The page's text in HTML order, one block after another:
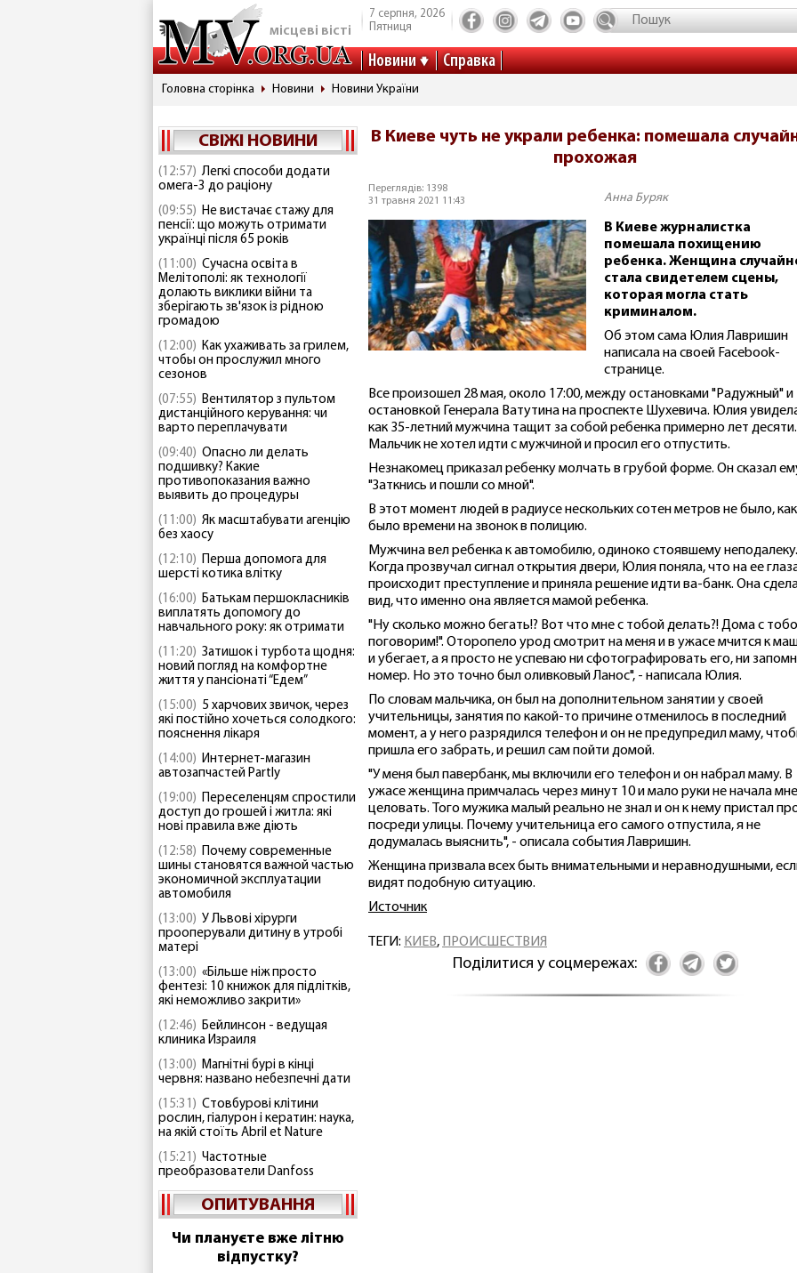
місцеві вісті
7 серпня, 2026
Пятниця
Новини Справка
Головна сторінка Новини Новини України
СВІЖІ НОВИНИ
(12:57) Легкі способи додати
омега-3 до раціону
(09:55) Не вистачає стажу для
пенсії: що можуть отримати
українці після 65 років
(11:00) Сучасна освіта в
Мелітополі: як технології
долають виклики війни та
зберігають зв'язок із рідною
громадою
(12:00) Как ухаживать за грилем,
чтобы он прослужил много
сезонов
(07:55) Вентилятор з пультом
дистанційного керування: чи
варто переплачувати
(09:40) Опасно ли делать
подшивку? Какие
противопоказания важно
выявить до процедуры
(11:00) Як масштабувати агенцію
без хаосу
(12:10) Перша допомога для
шерсті котика влітку
(16:00) Батькам першокласників
виплатять допомогу до
навчального року: як отримати
(11:20) Затишок і турбота щодня:
новий погляд на комфортне
життя у пансіонаті “Едем”
(15:00) 5 харчових звичок, через
які постійно хочеться солодкого:
пояснення лікаря
(14:00) Интернет-магазин
автозапчастей Partly
(19:00) Переселенцям спростили
доступ до грошей і житла: які
нові правила вже діють
(12:58) Почему современные
шины становятся важной частью
экономичной эксплуатации
автомобиля
(13:00) У Львові хірурги
прооперували дитину в утробі
матері
(13:00) «Більше ніж просто
фентезі: 10 книжок для підлітків,
які неможливо закрити»
(12:46) Бейлинсон - ведущая
клиника Израиля
(13:00) Магнітні бурі в кінці
червня: названо небезпечні дати
(15:31) Стовбурові клітини
рослин, гіалурон і кератин: наука,
на якій стоїть Abril et Nature
(15:21) Частотные
преобразователи Danfoss
ОПИТУВАННЯ
Чи плануєте вже літню
відпустку?
В Киеве чуть не украли ребенка: помешала
прохожая
Переглядів: 1398
31 травня 2021 11:43
Анна Буряк
В Киеве журналистка
помешала похищению
ребенка. Женщина
стала свидетелем сцены,
которая могла стать
криминалом.
Об этом сама Юлия Лавришин
написала на своей Facebook-
странице.
Все произошел 28 мая, около 17:00, между остановками "Радужный" и
остановкой Генерала Ватутина на проспекте Шухевича. Юлия
как 35-летний мужчина тащит за собой ребенка примерно лет десяти.
Мальчик не хотел идти с мужчиной и просил его отпустить.
Незнакомец приказал ребенку молчать в грубой форме. Он сказал
"Заткнись и пошли со мной".
В этот момент людей в радиусе нескольких сотен метров не было,
было времени на звонок в полицию.
Мужчина вел ребенка к автомобилю, одиноко стоявшему неподалеку.
Когда прозвучал сигнал открытия двери, Юлия поняла, что на ее
происходит преступление и приняла решение идти ва-банк. Она
вид, что именно она является мамой ребенка.
"Ну сколько можно бегать!? Вот что мне с тобой делать?! Дома с
поговорим!". Оторопело урод смотрит на меня и в ужасе мчится к
и убегает, а я просто не успеваю ни сфотографировать его, ни
номер. Но это точно был оливковый Ланос", - написала Юлия.
По словам мальчика, он был на дополнительном занятии у своей
учительницы, занятия по какой-то причине отменилось в последний
момент, а у него разрядился телефон и он не предупредил маму,
пришла его забрать, и решил сам пойти домой.
"У меня был павербанк, мы включили его телефон и он набрал маму. В
ужасе женщина примчалась через минут 10 и мало руки не начала мне
целовать. Того мужика малый реально не знал и он к нему пристал
посреди улицы. Почему учительница его самого отпустила, я не
додумалась выяснить", - описала события Лавришин.
Женщина призвала всех быть внимательными и неравнодушными,
видят подобную ситуацию.
Источник
ТЕГИ: КИЕВ, ПРОИСШЕСТВИЯ
Поділитися у соцмережах: